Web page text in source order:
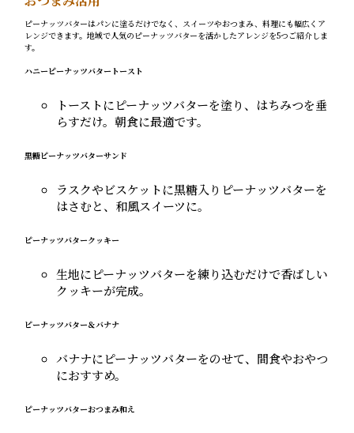
ピーナッツバターはパンに塗るだけでなく、スイーツやおつまみ、料理にも幅広くア
レンジできます。地域で人気のピーナッツバターを活かしたアレンジを5つご紹介しま
す。
ハニーピーナッツバタートースト
トーストにピーナッツバターを塗り、はちみつを垂
らすだけ。朝食に最適です。
黒糖ピーナッツバターサンド
ラスクやビスケットに黒糖入りピーナッツバターを
はさむと、和風スイーツに。
ピーナッツバタークッキー
生地にピーナッツバターを練り込むだけで香ばしい
クッキーが完成。
ピーナッツバター＆バナナ
バナナにピーナッツバターをのせて、間食やおやつ
におすすめ。
ピーナッツバターおつまみ和え